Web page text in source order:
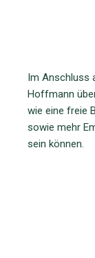
Im Anschluss
Hoffmann
wie eine freie
sowie mehr
sein können.